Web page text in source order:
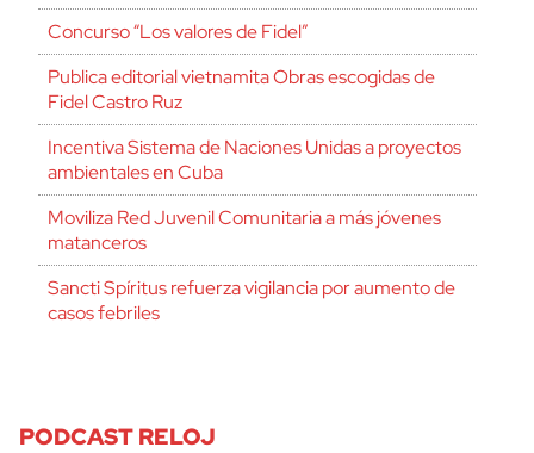
Concurso “Los valores de Fidel”
Publica editorial vietnamita Obras escogidas de
Fidel Castro Ruz
Incentiva Sistema de Naciones Unidas a proyectos
ambientales en Cuba
Moviliza Red Juvenil Comunitaria a más jóvenes
matanceros
Sancti Spíritus refuerza vigilancia por aumento de
casos febriles
PODCAST RELOJ